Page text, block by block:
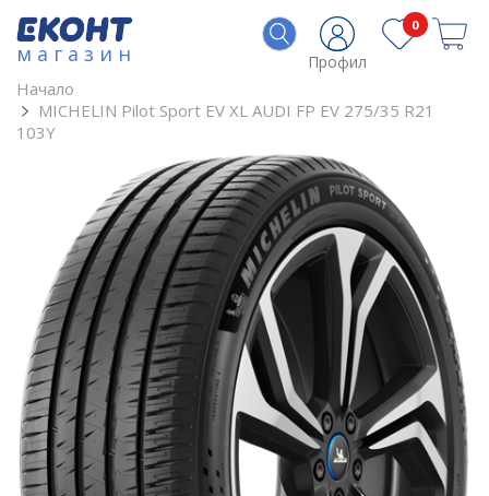
магазин Профил
0
Начало
MICHELIN Pilot Sport EV XL AUDI FP EV 275/35 R21
103Y